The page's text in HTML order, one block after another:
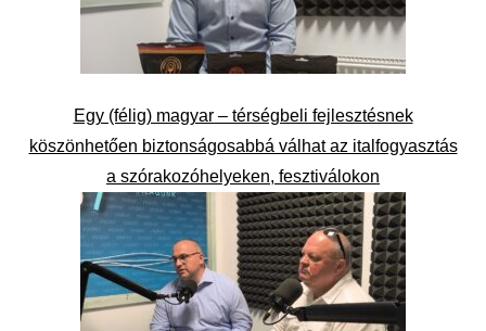
Egy (félig) magyar – térségbeli fejlesztésnek
köszönhetően biztonságosabbá válhat az italfogyasztás
a szórakozóhelyeken, fesztiválokon